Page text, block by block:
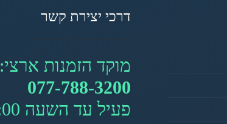
דרכי יצירת קשר
מוקד הזמנות ארצי:
077-788-3200
פעיל עד השעה 20:00